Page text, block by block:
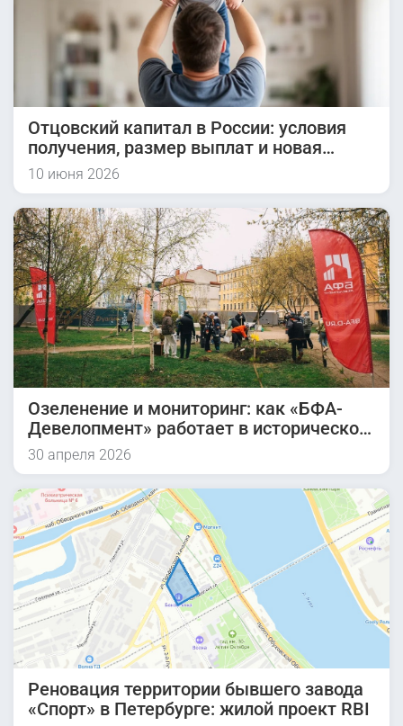
Отцовский капитал в России: условия
получения, размер выплат и новая
инициатива на 2026 год
10 июня 2026
Озеленение и мониторинг: как «БФА-
Девелопмент» работает в историческом
квартале
30 апреля 2026
Реновация территории бывшего завода
«Спорт» в Петербурге: жилой проект RBI